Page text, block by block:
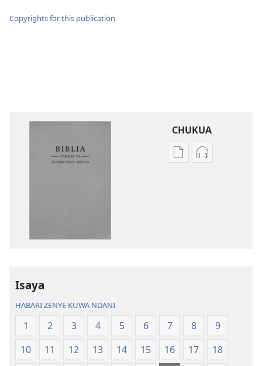
Copyrights for this publication
CHUKUA
Njia
(Yenye
Ilirekebishwa
ya
2018)
Njia
(Yenye
Ilirekebishwa
ya
2018)
Isaya
HABARI ZENYE KUWA NDANI
1 2 3 4 5 6 7 8
9
10
11 12 13 14 15 16 17
18